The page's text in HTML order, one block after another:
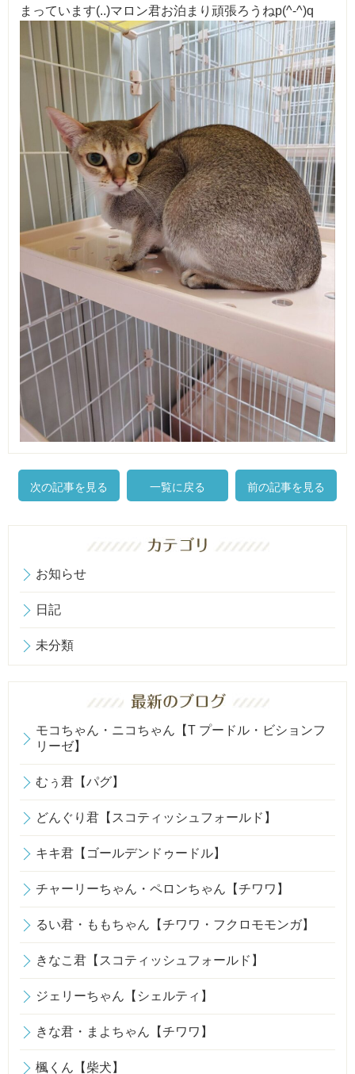
まっています(..)マロン君お泊まり頑張ろうねp(^-^)q
次の記事を見る 一覧に戻る 前の記事を見る
お知らせ
日記
未分類
モコちゃん・ニコちゃん【T プードル・ビションフ
リーゼ】
むぅ君【パグ】
どんぐり君【スコティッシュフォールド】
キキ君【ゴールデンドゥードル】
チャーリーちゃん・ペロンちゃん【チワワ】
るい君・ももちゃん【チワワ・フクロモモンガ】
きなこ君【スコティッシュフォールド】
ジェリーちゃん【シェルティ】
きな君・まよちゃん【チワワ】
楓くん【柴犬】